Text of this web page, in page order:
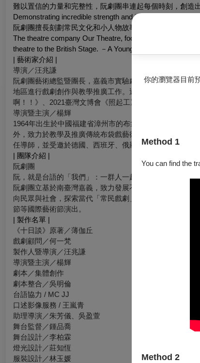
你的瀏覽器目前
Method 1
You can find the
Method 2
難以置信的力量和完整性，阮劇團串連起每個時刻，創造
Demonstrating incredible strength and integrity, they link
阮劇團擅長刻劃常民文化和小人物故事，充滿實驗性的表
The theatre company Our Theatre, focuses on folk culture
theatre to the British Stage. －A Younger Theatre
| 藝術家介紹 |
導演／汪兆謙
阮劇團藝術總監暨團長，嘉義市實驗劇場「新嘉義座」
地區進行戲劇創作與教學推廣工作。近年以「常民文化」
啊！！》、2021臺灣文博會《照起工》、《皇都電姬》、
導演暨主演／楊輝
1964年出生於中國福建省漳州市的布袋戲世家。1980年
外，致力於教學及推廣傳統布袋戲藝術，於法國著名國際
任導師，並受邀於德國、西班牙、俄羅斯、義大利、波蘭
| 團隊介紹 |
阮劇團
阮，就是台語的「我們」：一群人一起完成一件事。
阮劇團立基於南臺灣嘉義，致力發展不同於都會觀點的劇
向民眾與社會，探索當代「常民戲劇」的更多可能。成立
節等國際藝術節演出。
| 製作名單 |
《十日談》原著／薄伽丘
戲劇顧問／何一梵
製作人暨導演／汪兆謙
導演暨主演／楊輝
劇本／集體創作
劇本整合／吳明倫
台語協力 / MC JJ
口述影像服務 / 王嵐青
助理導演／朱芳儀、吳盈萱
舞台監督／鍾品喬
舞台設計／李柏霖
燈光設計／莊知恆
服裝設計／林玉媛